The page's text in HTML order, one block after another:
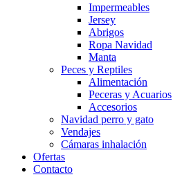
Impermeables
Jersey
Abrigos
Ropa Navidad
Manta
Peces y Reptiles
Alimentación
Peceras y Acuarios
Accesorios
Navidad perro y gato
Vendajes
Cámaras inhalación
Ofertas
Contacto